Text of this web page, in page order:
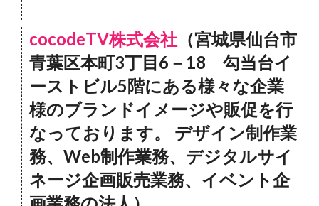
cocodeTV株式会社 （宮城県仙台市
青葉区本町3丁目6－18 勾当台イ
ーストビル5階にある様々な企業
様のブランドイメージや販促を行
なっております。 デザイン制作業
務、Web制作業務、デジタルサイ
ネージ企画販売業務、イベント企